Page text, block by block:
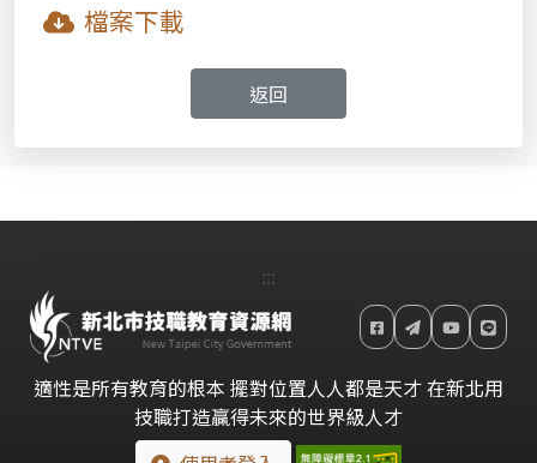
檔案下載
返回
:::
適性是所有教育的根本 擺對位置人人都是天才 在新北用
技職打造贏得未來的世界級人才